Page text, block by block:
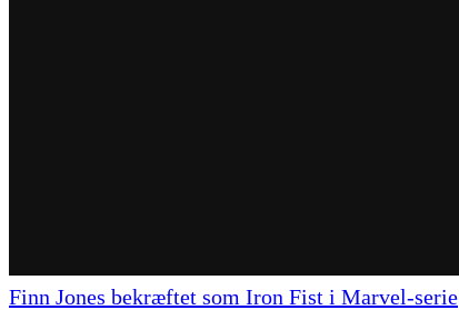
Finn Jones bekræftet som Iron Fist i Marvel-serie